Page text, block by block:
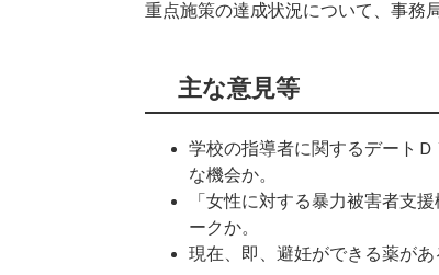
重点施策の達成状況について、事務
主な意見等
学校の指導者に関するデート
な機会か。
「女性に対する暴力被害者支
ークか。
現在、即、避妊ができる薬が